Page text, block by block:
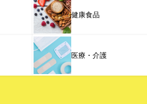
健康食品
医療・介護